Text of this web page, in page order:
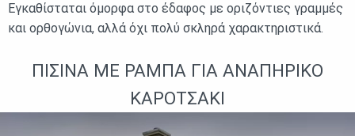
Εγκαθίσταται όμορφα στο έδαφος με οριζόντιες γραμμές
και ορθογώνια, αλλά όχι πολύ σκληρά χαρακτηριστικά.
ΠΙΣΊΝΑ ΜΕ ΡΆΜΠΑ ΓΙΑ ΑΝΑΠΗΡΙΚΌ
ΚΑΡΟΤΣΆΚΙ